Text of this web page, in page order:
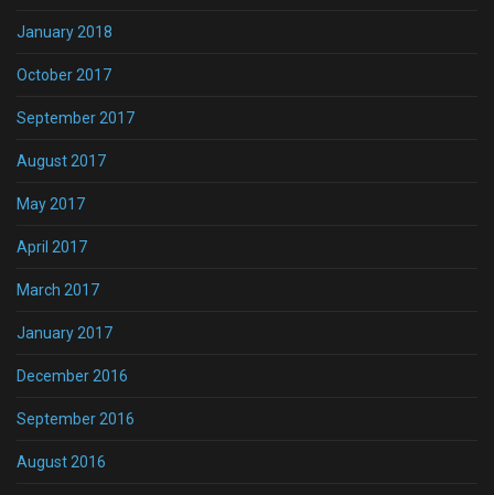
January 2018
October 2017
September 2017
August 2017
May 2017
April 2017
March 2017
January 2017
December 2016
September 2016
August 2016